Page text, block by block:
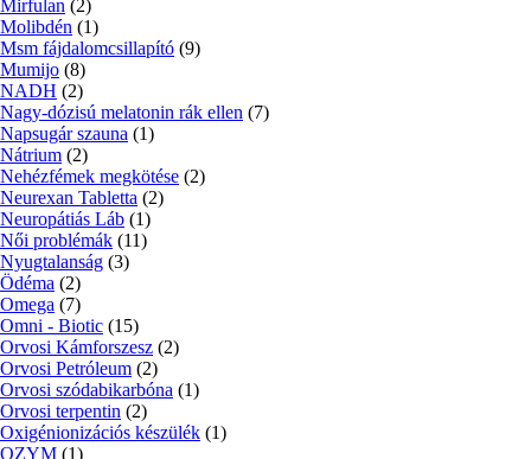
Mirfulan (2)
Molibdén (1)
Msm fájdalomcsillapító (9)
Mumijo (8)
NADH (2)
Nagy-dózisú melatonin rák ellen (7)
Napsugár szauna (1)
Nátrium (2)
Nehézfémek megkötése (2)
Neurexan Tabletta (2)
Neuropátiás Láb (1)
Női problémák (11)
Nyugtalanság (3)
Ödéma (2)
Omega (7)
Omni - Biotic (15)
Orvosi Kámforszesz (2)
Orvosi Petróleum (2)
Orvosi szódabikarbóna (1)
Orvosi terpentin (2)
Oxigénionizációs készülék (1)
OZYM (1)